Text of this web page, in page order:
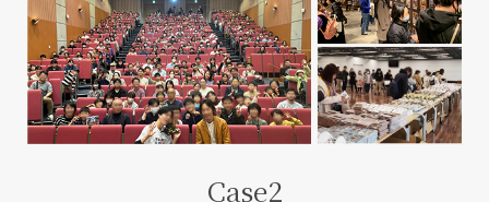
Case2